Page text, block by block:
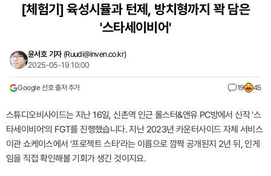
[체험기]육성시뮬과 턴제, 방치형까지 꽉 담은
'스타세이비어'
윤서호 기자 (Ruudi@inven.co.kr)
2025-05-19 10:00
Google 선호 출처 추가 19 45
스튜디오비사이드는 지난 16일, 신촌역 인근 롤스터&앤유 PC방에서 신작 '스
타세이비어'의 FGT를 진행했습니다. 지난 2023년 카운터사이드 자체 서비스
이관 쇼케이스에서 '프로젝트 스타'라는 이름으로 깜짝 공개된지 2년 뒤, 인게
임을 직접 확인해볼 기회가 생긴 것이지요.